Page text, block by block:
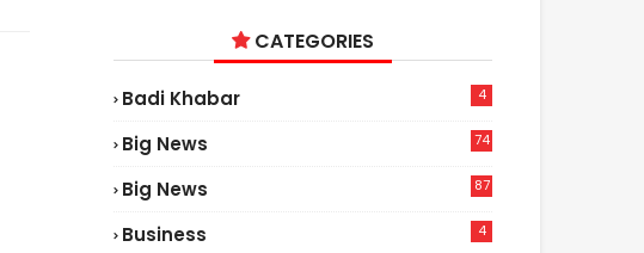
CATEGORIES
Badi Khabar 4
Big News
74
Big News
87
Business 4